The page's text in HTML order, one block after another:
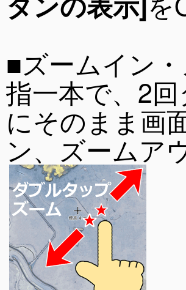
■ズームイン
指一本で、2
にそのまま画
ン、ズームア